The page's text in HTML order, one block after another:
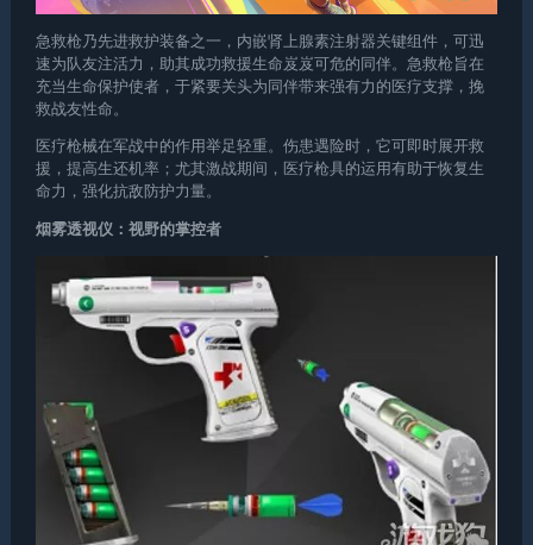
急救枪乃先进救护装备之一，内嵌肾上腺素注射器关键组件，可迅
速为队友注活力，助其成功救援生命岌岌可危的同伴。急救枪旨在
充当生命保护使者，于紧要关头为同伴带来强有力的医疗支撑，挽
救战友性命。
医疗枪械在军战中的作用举足轻重。伤患遇险时，它可即时展开救
援，提高生还机率；尤其激战期间，医疗枪具的运用有助于恢复生
命力，强化抗敌防护力量。
烟雾透视仪：视野的掌控者